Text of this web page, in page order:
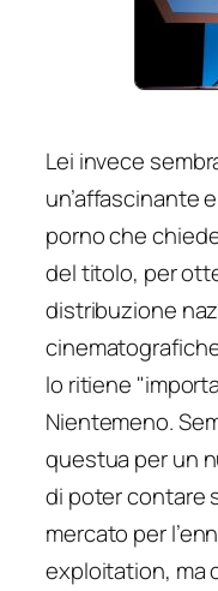
Lei invece
un’affascinante
porno che
del titolo, per
distribuzione
lo ritiene
Nientemeno.
questua per un
di poter contare
mercato per
exploitation, ma